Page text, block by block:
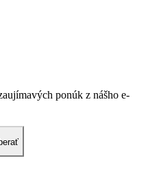
ponúk z nášho e-